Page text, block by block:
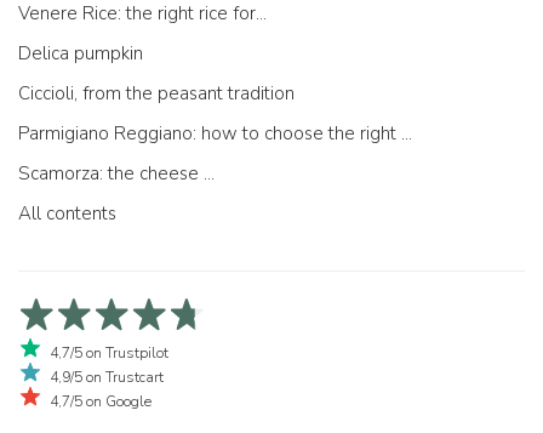
Venere Rice: the right rice for...
Delica pumpkin
Ciccioli, from the peasant tradition
Parmigiano Reggiano: how to choose the right one
Scamorza: the cheese ...
All contents
4,7/5 on Trustpilot
4,9/5 on Trustcart
4,7/5 on Google